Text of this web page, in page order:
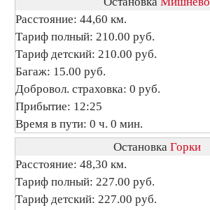
Расстояние: 44,60 км.
Тариф полный: 210.00 руб.
Тариф детский: 210.00 руб.
Багаж: 15.00 руб.
Добровол. страховка: 0 руб.
Прибытие: 12:25
Время в пути: 0 ч. 0 мин.
Остановка Горки
Расстояние: 48,30 км.
Тариф полный: 227.00 руб.
Тариф детский: 227.00 руб.